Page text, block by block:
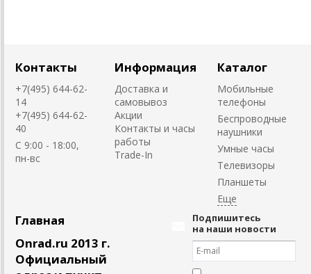
Контакты
+7(495) 644-62-
14
+7(495) 644-62-
40
C 9:00 - 18:00,
пн-вс
Информация
Доставка и
самовывоз
Акции
Контакты и часы
работы
Trade-In
Каталог
Мобильные
телефоны
Беспроводные
наушники
Умные часы
Телевизоры
Планшеты
Главная
Onrad.ru 2013 г.
Официальный
Подпишитесь
на наши новости